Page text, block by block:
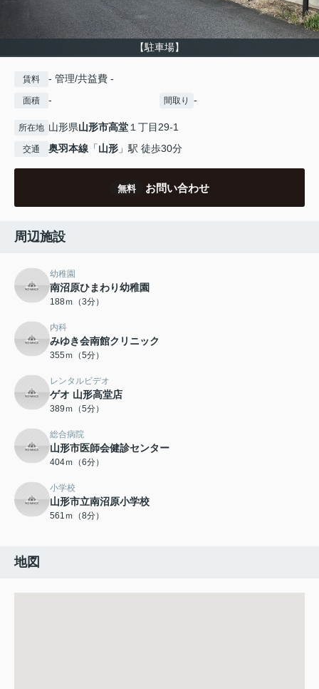
【駐車場】
賃料 - 管理/共益費 -
面積 - 間取り -
所在地 山形県山形市高堂１丁目29-1
交通 奥羽本線 「山形 」駅 徒歩30分
無料 お問い合わせ
周辺施設
幼稚園
南沼原ひまわり幼稚園
188ｍ（3分）
内科
みゆき会南館クリニック
355ｍ（5分）
レンタルビデオ
ゲオ 山形高堂店
389ｍ（5分）
総合病院
山形市医師会健診センター
404ｍ（6分）
小学校
山形市立南沼原小学校
561ｍ（8分）
地図